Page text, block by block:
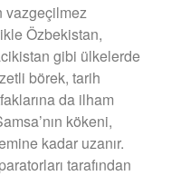
vazgeçilmez
Özbekistan,
gibi ülkelerde
börek, tarih
da ilham
kökeni,
kadar uzanır.
tarafından